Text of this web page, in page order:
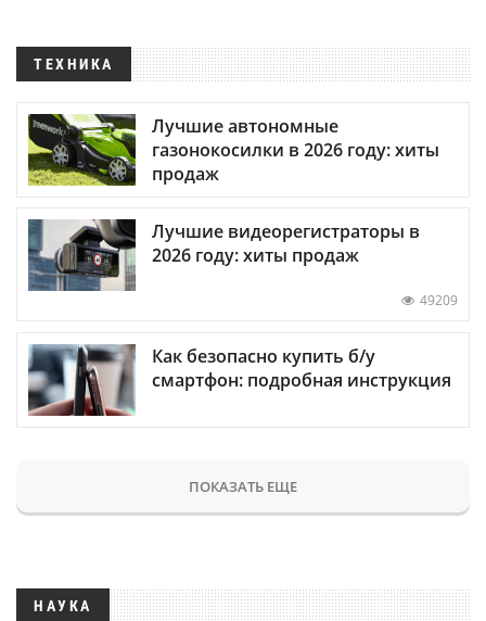
ТЕХНИКА
Лучшие автономные
газонокосилки в 2026 году: хиты
продаж
Лучшие видеорегистраторы в
2026 году: хиты продаж
49209
Как безопасно купить б/у
смартфон: подробная инструкция
ПОКАЗАТЬ ЕЩЕ
НАУКА